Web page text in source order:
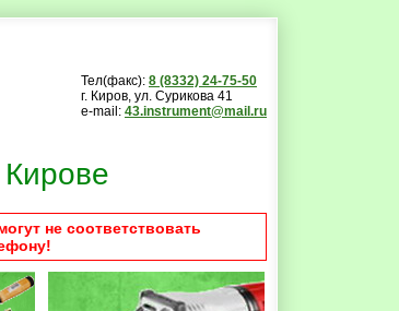
Тел(факс): 8 (8332) 24-75-50
г. Киров, ул. Сурикова 41
e-mail: 43.instrument@mail.ru
Кирове
не соответствовать